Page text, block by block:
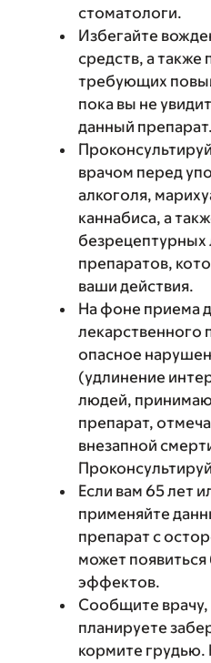
стоматологи.
Избегайте
средств, а также
требующих
пока вы не
данный препарат.
врачом перед
алкоголя,
каннабиса, а
безрецептурных
препаратов,
ваши действия.
На фоне приема
лекарственного
опасное
(удлинение
людей,
препарат,
внезапной
Если вам 65 лет
применяйте
препарат с
может
эффектов.
Сообщите
планируете
кормите